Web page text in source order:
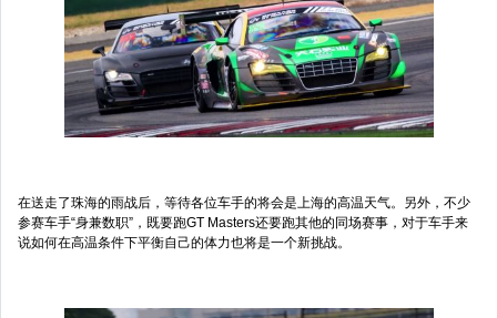
在送走了珠海的雨战后，等待各位车手的将会是上海的高温天气。另外，不少
参赛车手“身兼数职”，既要跑GT Masters还要跑其他的同场赛事，对于车手来
说如何在高温条件下平衡自己的体力也将是一个新挑战。